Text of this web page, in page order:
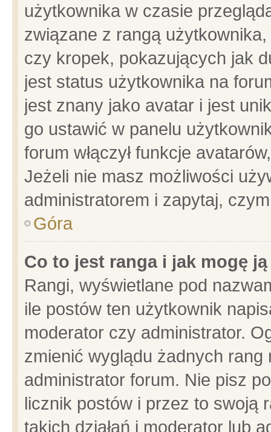
użytkownika w czasie
związane z rangą
czy kropek, pokazujących jak
jest status użytkownika na
jest znany jako avatar i jest
go ustawić w panelu
forum włączył funkcje
Jeżeli nie masz możliwości
administratorem i zapytaj,
Góra
Co to jest ranga i jak mogę
Rangi, wyświetlane pod
ile postów ten użytkownik
moderator czy administrator.
zmienić wyglądu żadnych
administrator forum. Nie pisz
licznik postów i przez to swoją
takich działań i moderator lub